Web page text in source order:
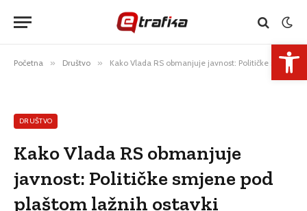
Početna » Društvo » Kako Vlada RS obmanjuje javnost: Političke smjene pod plaštom lažnih ostavki
DRUŠTVO
Kako Vlada RS obmanjuje
javnost: Političke smjene pod
plaštom lažnih ostavki